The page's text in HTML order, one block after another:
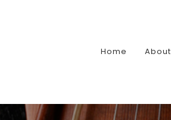
Home About